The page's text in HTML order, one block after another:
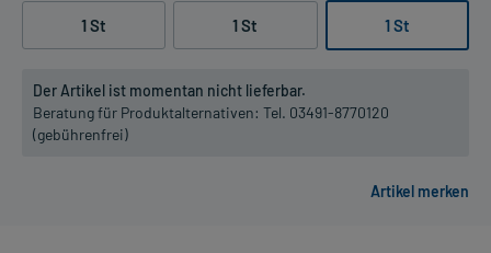
1 St 1 St 1 St
Der Artikel ist momentan nicht lieferbar.
Beratung für Produktalternativen: Tel. 03491-8770120
(gebührenfrei)